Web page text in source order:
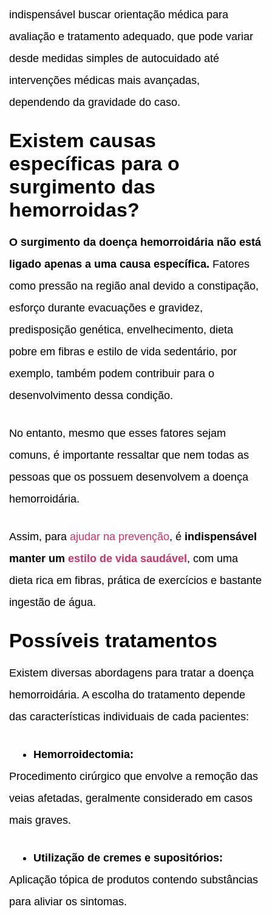
indispensável buscar orientação médica para
avaliação e tratamento adequado, que pode variar
desde medidas simples de autocuidado até
intervenções médicas mais avançadas,
dependendo da gravidade do caso.
Existem causas
específicas para o
surgimento das
hemorroidas?
O surgimento da doença hemorroidária não está
ligado apenas a uma causa específica. Fatores
como pressão na região anal devido a constipação,
esforço durante evacuações e gravidez,
predisposição genética, envelhecimento, dieta
pobre em fibras e estilo de vida sedentário, por
exemplo, também podem contribuir para o
desenvolvimento dessa condição.
No entanto, mesmo que esses fatores sejam
comuns, é importante ressaltar que nem todas as
pessoas que os possuem desenvolvem a doença
hemorroidária.
Assim, para ajudar na prevenção, é indispensável
manter um estilo de vida saudável , com uma
dieta rica em fibras, prática de exercícios e bastante
ingestão de água.
Possíveis tratamentos
Existem diversas abordagens para tratar a doença
hemorroidária. A escolha do tratamento depende
das características individuais de cada pacientes:
Hemorroidectomia:
Procedimento cirúrgico que envolve a remoção das
veias afetadas, geralmente considerado em casos
mais graves.
Utilização de cremes e supositórios:
Aplicação tópica de produtos contendo substâncias
para aliviar os sintomas.